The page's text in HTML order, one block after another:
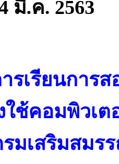
มี.ค. 2563
รเรียนการ
ช้คอมพิวเต
มเสริมสมร